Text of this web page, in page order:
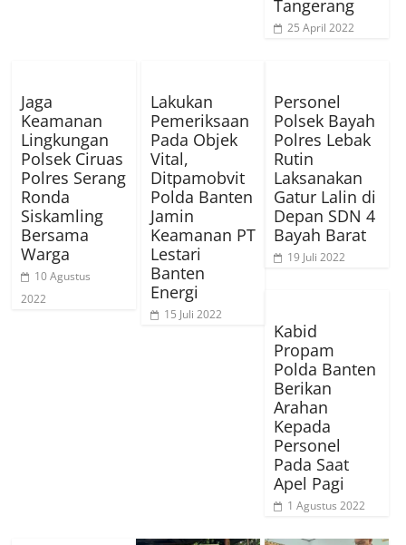
Tangerang
25 April 2022
Jaga
Keamanan
Lingkungan
Polsek Ciruas
Polres Serang
Ronda
Siskamling
Bersama
Warga
10 Agustus
2022
Lakukan
Pemeriksaan
Pada Objek
Vital,
Ditpamobvit
Polda Banten
Jamin
Keamanan PT
Lestari
Banten
Energi
15 Juli 2022
Personel
Polsek Bayah
Polres Lebak
Rutin
Laksanakan
Gatur Lalin di
Depan SDN 4
Bayah Barat
19 Juli 2022
Kabid
Propam
Polda Banten
Berikan
Arahan
Kepada
Personel
Pada Saat
Apel Pagi
1 Agustus 2022